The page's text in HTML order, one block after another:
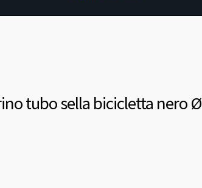
tubo sella bicicletta nero Ø